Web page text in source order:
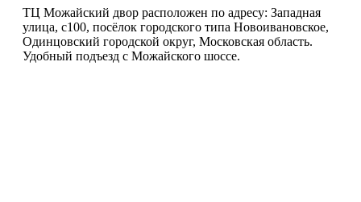
ТЦ Можайский двор расположен по адресу: Западная
улица, с100, посёлок городского типа Новоивановское,
Одинцовский городской округ, Московская область.
Удобный подъезд с Можайского шоссе.